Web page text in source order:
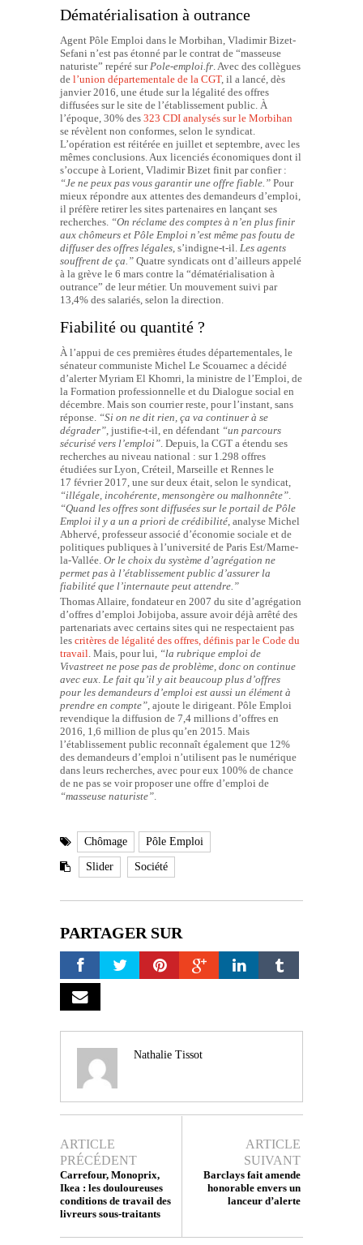
Dématérialisation à outrance
Agent Pôle Emploi dans le Morbihan, Vladimir Bizet-
Sefani n’est pas étonné par le contrat de “masseuse
naturiste” repéré surPole-emploi.fr. Avec des collègues
de l’union départementale de la CGT, il a lancé, dès
janvier 2016, une étude sur la légalité des offres
diffusées sur le site de l’établissement public. À
l’époque, 30% des 323 CDI analysés sur le Morbihan
se révèlent non conformes, selon le syndicat.
L’opération est réitérée en juillet et septembre, avec les
mêmes conclusions. Aux licenciés économiques dont il
s’occupe à Lorient, Vladimir Bizet finit par confier :
“Je ne peux pas vous garantir une offre fiable.” Pour
mieux répondre aux attentes des demandeurs d’emploi,
il préfère retirer les sites partenaires en lançant ses
recherches. “On réclame des comptes à n’en plus finir
aux chômeurs et Pôle Emploi n’est même pas foutu de
diffuser des offres légales, s’indigne-t-il. Les agents
souffrent de ça.” Quatre syndicats ont d’ailleurs appelé
à la grève le 6 mars contre la “dématérialisation à
outrance” de leur métier. Un mouvement suivi par
13,4% des salariés, selon la direction.
Fiabilité ou quantité ?
À l’appui de ces premières études départementales, le
sénateur communiste Michel Le Scouarnec a décidé
d’alerter Myriam El Khomri, la ministre de l’Emploi, de
la Formation professionnelle et du Dialogue social en
décembre. Mais son courrier reste, pour l’instant, sans
réponse. “Si on ne dit rien, ça va continuer à se
dégrader”, justifie-t-il, en défendant “un parcours
sécurisé vers l’emploi”. Depuis, la CGT a étendu ses
recherches au niveau national : sur 1.298 offres
étudiées sur Lyon, Créteil, Marseille et Rennes le
17 février 2017, une sur deux était, selon le syndicat,
“illégale, incohérente, mensongère ou malhonnête”.
“Quand les offres sont diffusées sur le portail de Pôle
Emploi il y a un a priori de crédibilité, analyse Michel
Abhervé, professeur associé d’économie sociale et de
politiques publiques à l’université de Paris Est/Marne-
la-Vallée. Or le choix du système d’agrégation ne
permet pas à l’établissement public d’assurer la
fiabilité que l’internaute peut attendre.”
Thomas Allaire, fondateur en 2007 du site d’agrégation
d’offres d’emploi Jobijoba, assure avoir déjà arrêté des
partenariats avec certains sites qui ne respectaient pas
les critères de légalité des offres, définis par le Code du
travail . Mais, pour lui, “la rubrique emploi de
Vivastreet ne pose pas de problème, donc on continue
avec eux Le fait qu’il y ait beaucoup plus d’offres
pour les demandeurs d’emploi est aussi un élément à
prendre en compte” , ajoute le dirigeant. Pôle Emploi
revendique la diffusion de 7,4 millions d’offres en
2016, 1,6 million de plus qu’en 2015. Mais
l’établissement public reconnaît également que 12%
des demandeurs d’emploi n’utilisent pas le numérique
dans leurs recherches, avec pour eux 100% de chance
de ne pas se voir proposer une offre d’emploi de
“masseuse naturiste”
Chômage Pôle Emploi
Slider Société
PARTAGER SUR
Nathalie Tissot
ARTICLE
PRÉCÉDENT
Carrefour, Monoprix,
Ikea : les douloureuses
conditions de travail des
livreurs sous-traitants
ARTICLE
SUIVANT
Barclays fait amende
honorable envers un
lanceur d’alerte